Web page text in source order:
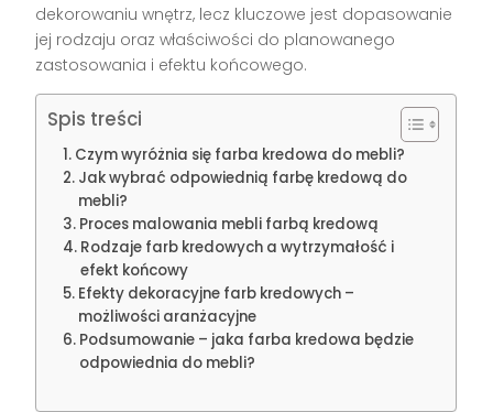
dekorowaniu wnętrz, lecz kluczowe jest dopasowanie
jej rodzaju oraz właściwości do planowanego
zastosowania i efektu końcowego.
Spis treści
Czym wyróżnia się farba kredowa do mebli?
Jak wybrać odpowiednią farbę kredową do
mebli?
Proces malowania mebli farbą kredową
Rodzaje farb kredowych a wytrzymałość i
efekt końcowy
Efekty dekoracyjne farb kredowych –
możliwości aranżacyjne
Podsumowanie – jaka farba kredowa będzie
odpowiednia do mebli?